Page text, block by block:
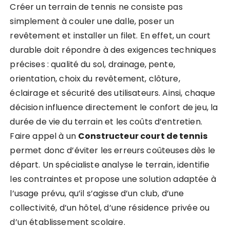
Créer un terrain de tennis ne consiste pas
simplement à couler une dalle, poser un
revêtement et installer un filet. En effet, un court
durable doit répondre à des exigences techniques
précises : qualité du sol, drainage, pente,
orientation, choix du revêtement, clôture,
éclairage et sécurité des utilisateurs. Ainsi, chaque
décision influence directement le confort de jeu, la
durée de vie du terrain et les coûts d’entretien.
Faire appel à un Constructeur court de tennis
permet donc d’éviter les erreurs coûteuses dès le
départ. Un spécialiste analyse le terrain, identifie
les contraintes et propose une solution adaptée à
l’usage prévu, qu’il s’agisse d’un club, d’une
collectivité, d’un hôtel, d’une résidence privée ou
d’un établissement scolaire.